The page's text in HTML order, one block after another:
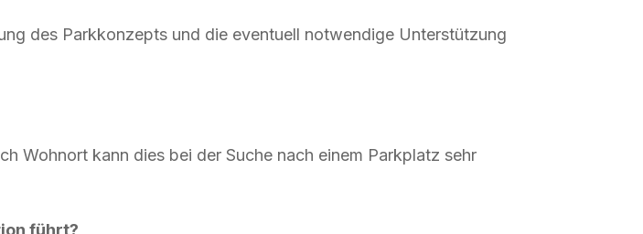
des Parkkonzepts und die eventuell notwendige Unterstützung
Wohnort kann dies bei der Suche nach einem Parkplatz sehr